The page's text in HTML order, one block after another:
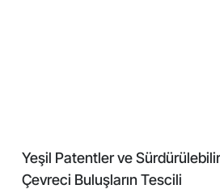
Yeşil Patentler ve
Çevreci Buluşların Tescili